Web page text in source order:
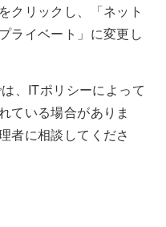
クリックし、「ネット
ライベート」に変更し
、ITポリシーによって
ている場合がありま
者に相談してくださ